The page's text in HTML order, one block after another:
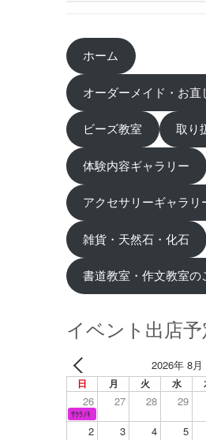
ホーム
オーダーメイド・お直
ビーズ教室 取り
体験内容ギャラリー
アクセサリーギャラリ
雑貨・天然石・化石
書道教室・作文教室の
イベント出店予
2026年 8月
日 月 火 水
26 27 28 29
ｻｸﾗﾉｷ
2 3 4 5